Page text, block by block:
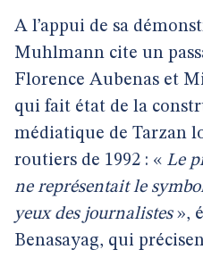
A l’appui de sa
Muhlmann cite un
Florence Aubenas et
qui fait état de la
médiatique de Tarzan
routiers de 1992 : « Le
ne représentait le
yeux des journalistes»,
Benasayag, qui